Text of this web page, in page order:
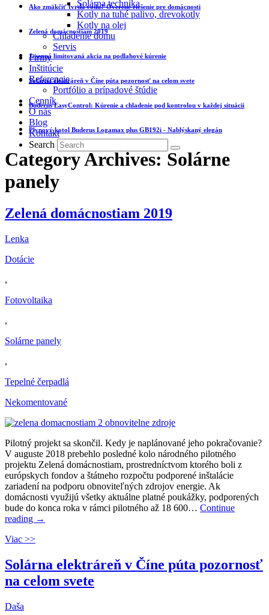
Solárna technika
Kotly na tuhé palivo, drevokotly
Kotly na olej
Chladenie domu
Servis
Firmy
Inštitúcie
Referencie
Portfólio a prípadové štúdie
Cenník
O nás
Blog
Kontakt
Search
Ako zmäkčiť tvrdú vodu? Overené riešenie pre domácnosti
Zelená domácnostiam 2019
Jesenná limitovaná akcia na podlahové kúrenie
Solárna elektráreň v Číne púta pozornosť na celom svete
Buderus EasyControl: Kúrenie a chladenie pod kontrolou v každej situácii
Plynový kotol Buderus Logamax plus GB192i - Nablýskaný elegán
Category Archives: Solárne
panely
Zelená domácnostiam 2019
Lenka
Dotácie
,
Fotovoltaika
,
Solárne panely
,
Tepelné čerpadlá
Nekomentované
Pilotný projekt sa skončil. Kedy je naplánované jeho pokračovanie?
V auguste 2018 prebehlo posledné kolo národného pilotného
projektu Zelená domácnostiam, prostredníctvom ktorého boli z
európskych fondov a štátneho rozpočtu podporené inštalácie
zariadení na podporu obnoviteľných zdrojov energie. Ak
domácnosti využijú všetky aktuálne platné poukážky, podporených
bude do konca roka v rámci pilotného až 18 600… Continue
reading →
Viac >>
Solárna elektráreň v Číne púta pozornosť
na celom svete
Daša